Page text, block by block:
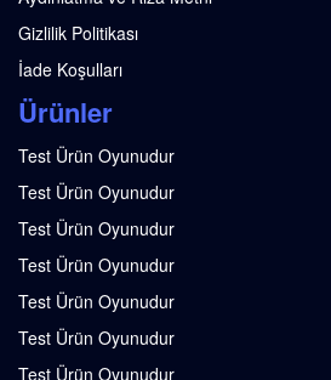
Gizlilik Politikası
İade Koşulları
Ürünler
Test Ürün Oyunudur
Test Ürün Oyunudur
Test Ürün Oyunudur
Test Ürün Oyunudur
Test Ürün Oyunudur
Test Ürün Oyunudur
Test Ürün Oyunudur